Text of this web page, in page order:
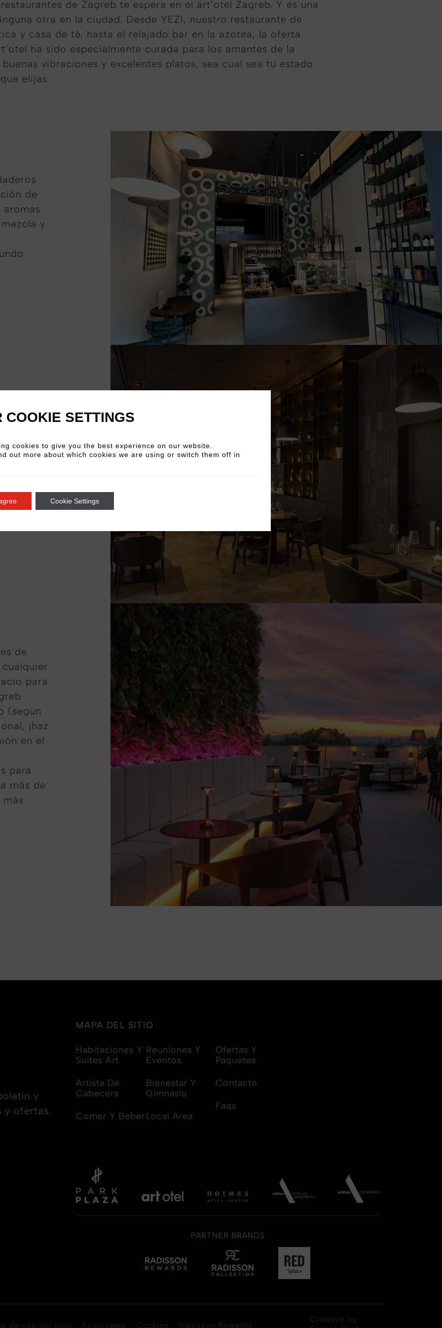
de Zagreb te espera en el art’otel Zagreb. Y es una
otra en la ciudad. Desde YEZI, nuestro restaurante de
y casa de té, hasta el relajado bar en la azotea, la oferta
ha sido especialmente curada para los amantes de la
vibraciones y excelentes platos, sea cual sea tu estado
elijas.
de
aromas
y
De la
un
los
de
para
(según
¡haz
en el
para
más de
y
y ofertas.
MAPA DEL SITIO
Habitaciones Y
Suites Art
Artista De
Cabecera
Comer Y Beber
Reuniones Y
Eventos
Bienestar Y
Gimnasio
Local Area
Ofertas Y
Paquetes
Contacto
Faqs
PARTNER BRANDS
de uso del sitio Aviso Legal Cookies Radisson Rewards
Creative by
COOKIE SETTINGS
cookies to give you the best experience on our website.
out more about which cookies we are using or switch them off in
Cookie Settings